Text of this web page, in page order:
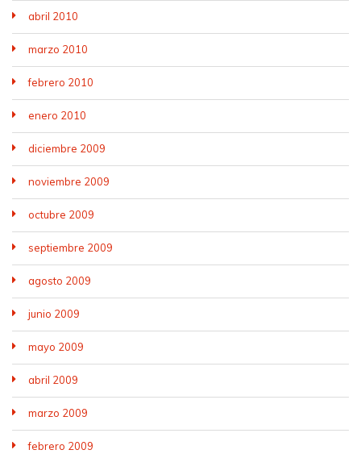
abril 2010
marzo 2010
febrero 2010
enero 2010
diciembre 2009
noviembre 2009
octubre 2009
septiembre 2009
agosto 2009
junio 2009
mayo 2009
abril 2009
marzo 2009
febrero 2009